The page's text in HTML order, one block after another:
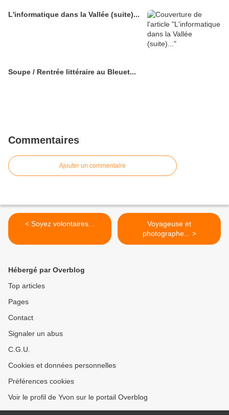
L'informatique dans la Vallée (suite)...
Soupe / Rentrée littéraire au Bleuet...
Commentaires
Ajouter un commentaire
< Soyez volontaires...
Voyageuse et
photographe... >
Hébergé par Overblog
Top articles
Pages
Contact
Signaler un abus
C.G.U.
Cookies et données personnelles
Préférences cookies
Voir le profil de Yvon sur le portail Overblog